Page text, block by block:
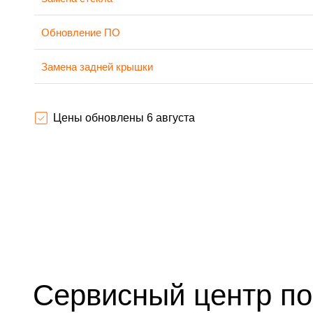
Обновление ПО
Замена задней крышки
Замена NFC антенны
Цены обновлены 6 августа
Сервисный центр